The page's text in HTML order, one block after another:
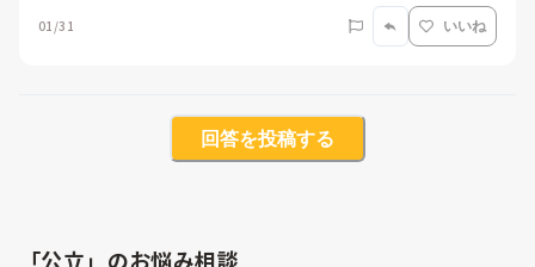
01/31 いいね
回答を投稿する
「公立」のお悩み相談